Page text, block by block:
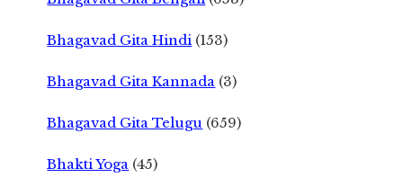
Bhagavad Gita Hindi (153)
Bhagavad Gita Kannada (3)
Bhagavad Gita Telugu (659)
Bhakti Yoga (45)